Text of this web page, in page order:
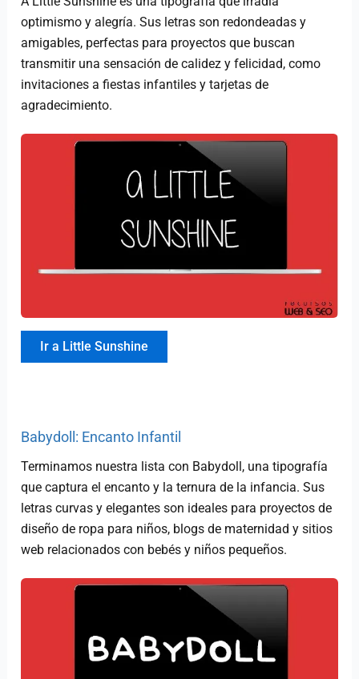
optimismo y alegría. Sus letras son redondeadas y
amigables, perfectas para proyectos que buscan
transmitir una sensación de calidez y felicidad, como
invitaciones a fiestas infantiles y tarjetas de
agradecimiento.
Ir a Little Sunshine
Babydoll: Encanto Infantil
Terminamos nuestra lista con Babydoll, una tipografía
que captura el encanto y la ternura de la infancia. Sus
letras curvas y elegantes son ideales para proyectos de
diseño de ropa para niños, blogs de maternidad y sitios
web relacionados con bebés y niños pequeños.